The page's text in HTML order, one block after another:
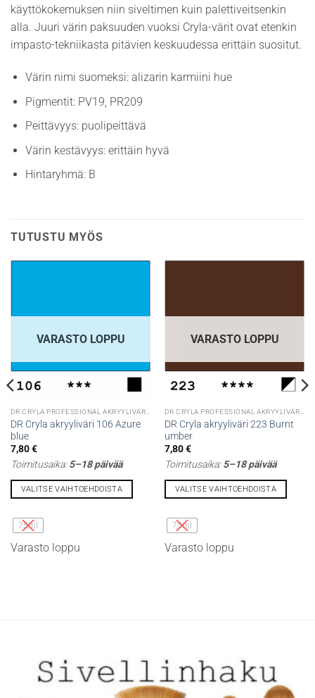
käyttökokemuksen niin siveltimen kuin palettiveitsenkin
alla. Juuri värin paksuuden vuoksi Cryla-värit ovat etenkin
impasto-tekniikasta pitävien keskuudessa erittäin suositut.
Värin nimi suomeksi: alizarin karmiini hue
Pigmentit: PV19, PR209
Peittävyys: puolipeittävä
Värin kestävyys: erittäin hyvä
Hintaryhmä: B
TUTUSTU MYÖS
VARASTO LOPPU
DR Cryla akryyliväri 106 Azure
blue
7,80€
Toimitusaika:5–18 päivää
VALITSE VAIHTOEHDOISTA
tuotteella
on
useampi
75ml
Varasto loppu
VARASTO LOPPU
DR Cryla akryyliväri 223 Burnt
umber
7,80€
Toimitusaika:5–18 päivää
VALITSE VAIHTOEHDOISTA
tuotteella
on
useampi
75ml
Varasto loppu